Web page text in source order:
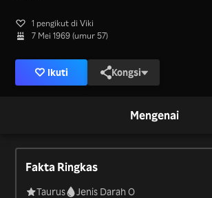
1 pengikut di Viki
7 Mei 1969 (umur 57)
Ikuti Kongsi
Mengenai
Fakta Ringkas
Taurus Jenis Darah O